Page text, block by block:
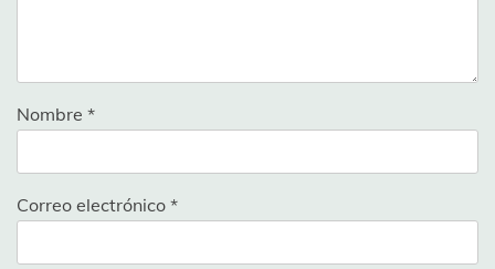
Nombre *
Correo electrónico *